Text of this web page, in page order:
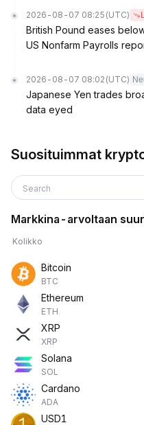
2026-08-07 08:25 (UTC)
British Pound eases
US Nonfarm Payrolls
2026-08-07 08:02 (UTC)
Japanese Yen trades
data eyed
Suosituimmat
Search
Markkina-arvoltaan
Kolikko
Bitcoin
BTC
Ethereum
ETH
XRP
XRP
Solana
SOL
Cardano
ADA
USD1